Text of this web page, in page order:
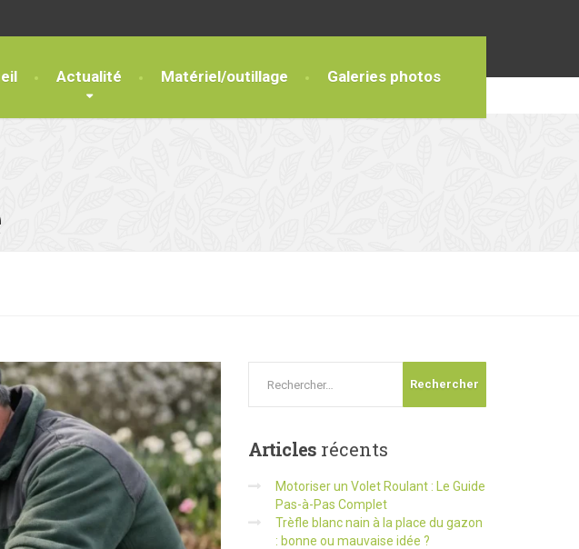
Actualité Matériel/outillage Galeries photos
Articles récents
Motoriser un Volet Roulant : Le Guide
Pas-à-Pas Complet
Trèfle blanc nain à la place du gazon
: bonne ou mauvaise idée ?